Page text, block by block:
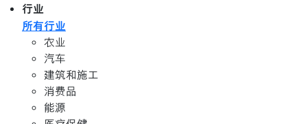
行业
所有行业
农业
汽车
建筑和施工
消费品
能源